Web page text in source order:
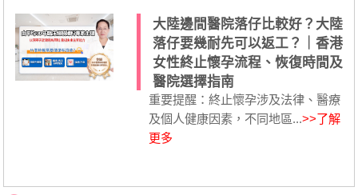
大陸邊間醫院落仔比較好？大陸
落仔要幾耐先可以返工？｜香港
女性終止懷孕流程、恢復時間及
醫院選擇指南
重要提醒：終止懷孕涉及法律、醫療
及個人健康因素，不同地區...>>了解
更多